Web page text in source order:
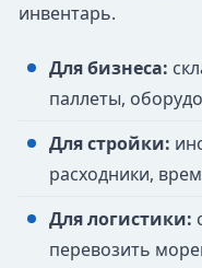
инвентарь.
Для бизнеса:
паллеты,
Для стройки:
расходники,
Для логистики:
перевозить